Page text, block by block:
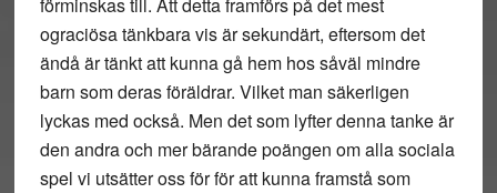
ograciösa tänkbara vis är sekundärt, eftersom det
ändå är tänkt att kunna gå hem hos såväl mindre
barn som deras föräldrar. Vilket man säkerligen
lyckas med också. Men det som lyfter denna tanke är
den andra och mer bärande poängen om alla sociala
spel vi utsätter oss för för att kunna framstå som